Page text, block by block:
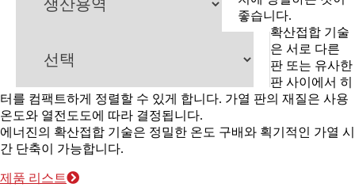
좋습니다.
확산접합 기술
은 서로 다른
판 또는 유사한
판 사이에서 히
터를 컴팩트하게 정렬할 수 있게 합니다. 가열 판의 재질은 사용
온도와 열전도도에 따라 결정됩니다.
에너진의 확산접합 기술은 정밀한 온도 구배와 획기적인 가열 시
간 단축이 가능합니다.
제품 리스트